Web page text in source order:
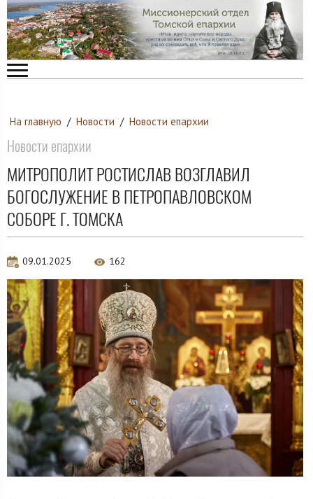
На главную / Новости / Новости епархии
Новости епархии
МИТРОПОЛИТ РОСТИСЛАВ ВОЗГЛАВИЛ
БОГОСЛУЖЕНИЕ В ПЕТРОПАВЛОВСКОМ
СОБОРЕ Г. ТОМСКА
09.01.2025 162